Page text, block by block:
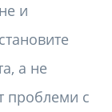
и
а не
проблеми с